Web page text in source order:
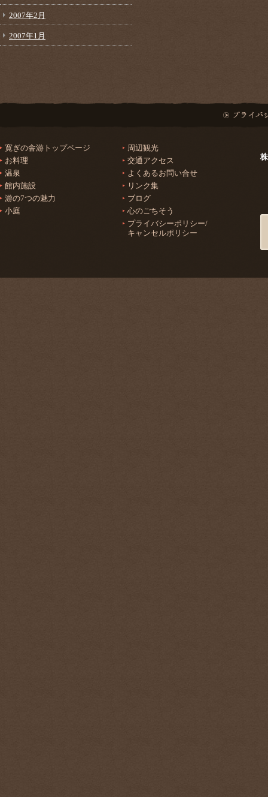
2007年2月
2007年1月
寛ぎの舎游トップページ
お料理
温泉
館内施設
游の7つの魅力
小庭
周辺観光
交通アクセス
よくあるお問い合せ
リンク集
ブログ
心のごちそう
プライバシーポリシー/
キャンセルポリシー